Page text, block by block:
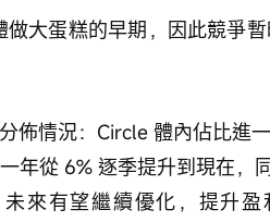
大蛋糕的早期，因此競爭
分佈情況：Circle 體內佔比進
年從 6% 逐季提升到現在，
來有望繼續優化，提升盈